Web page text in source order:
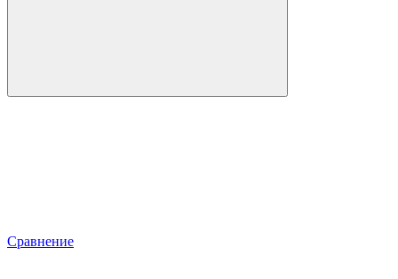
Сравнение